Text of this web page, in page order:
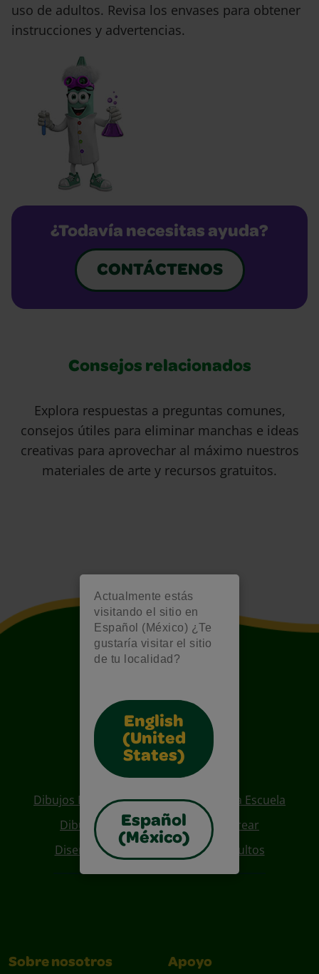
Actualmente estás
visitando el sitio en
Español (México) ¿Te
gustaría visitar el sitio
de tu localidad?
English
(United
States)
Español
(México)
uso de adultos. Revisa los envases para obtener
instrucciones y advertencias.
¿Todavía necesitas ayuda?
CONTÁCTENOS
Consejos relacionados
Explora respuestas a preguntas comunes,
consejos útiles para eliminar manchas e ideas
creativas para aprovechar al máximo nuestros
materiales de arte y recursos gratuitos.
Also of Interest
Dibujos Para Colorear De Regreso A La Escuela
Dibujos De Personajes Para Colorear
Diseños Para Coloreables Para Adultos
Sobre nosotros Apoyo